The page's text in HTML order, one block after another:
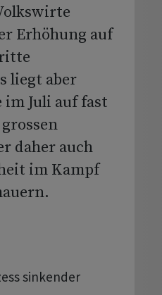
Erhöhung auf
liegt aber
Juli auf fast
daher auch
im Kampf
sinkender